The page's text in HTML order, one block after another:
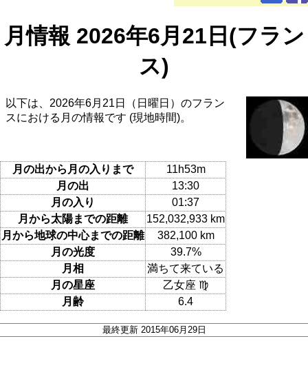
月情報 2026年6月21日(フラン
ス)
以下は、2026年6月21日（日曜日）のフラン
スにおける月の情報です (現地時間)。
月の出から月の入りまで
11h53m
月の出
13:30
月の入り
01:37
月から太陽までの距離
152,032,933 km
月から地球の中心までの距離
382,100 km
月の光度
39.7%
月相
満ちて来ている
月の星座
乙女座 ♍
月齢
6.4
最終更新 2015年06月29日